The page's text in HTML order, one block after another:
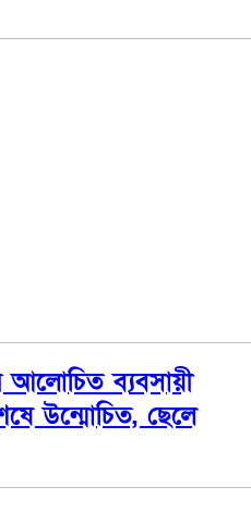
আলোচিত ব্যবসায়ী
উন্মোচিত, ছেলে